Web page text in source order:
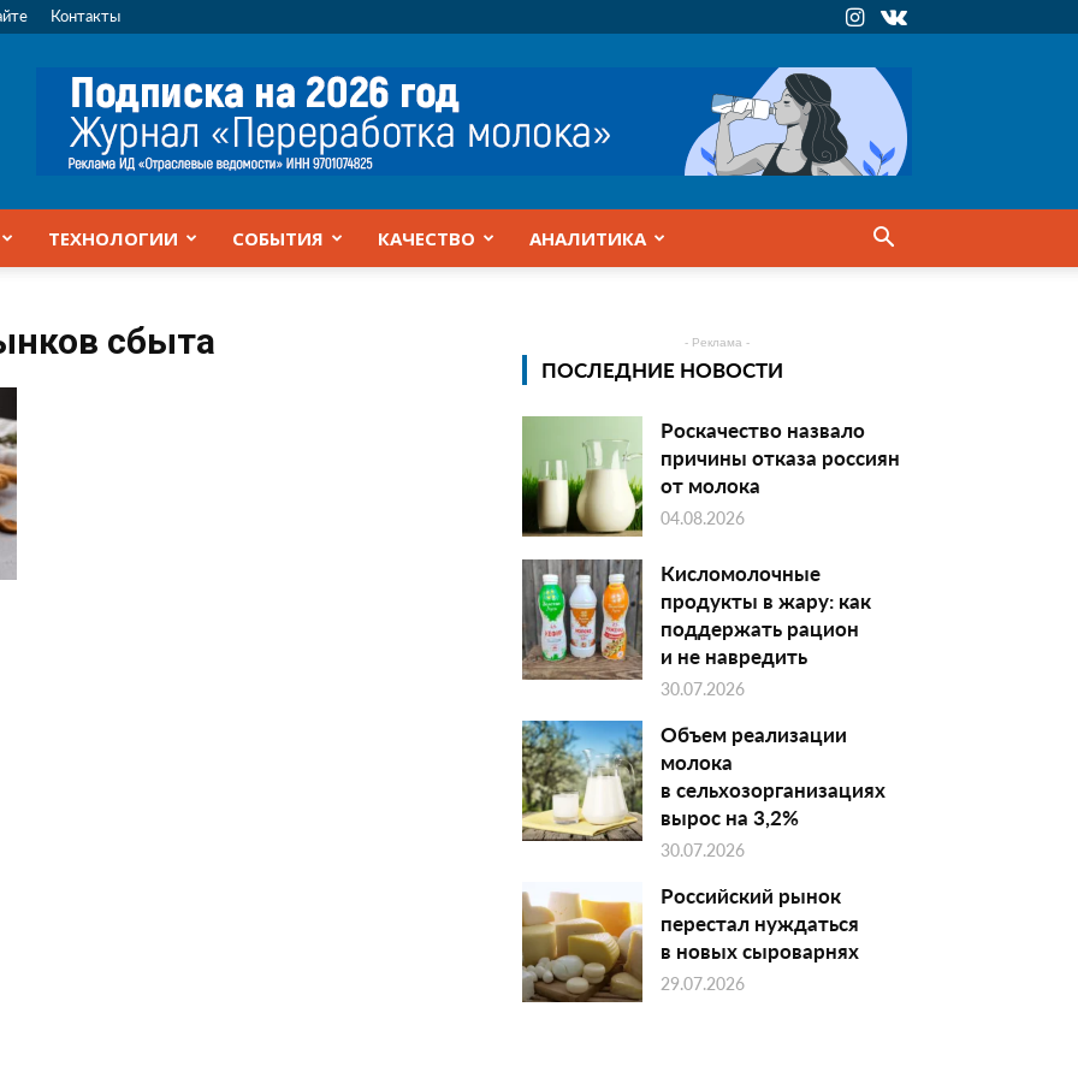
Контакты
ТЕХНОЛОГИИ СОБЫТИЯ КАЧЕСТВО АНАЛИТИКА
сбыта - Реклама -
ПОСЛЕДНИЕ НОВОСТИ
Роскачество назвало
причины отказа россиян
от молока
04.08.2026
Кисломолочные
продукты в жару: как
поддержать рацион
и не навредить
30.07.2026
Объем реализации
молока
в сельхозорганизациях
вырос на 3,2%
30.07.2026
Российский рынок
перестал нуждаться
в новых сыроварнях
29.07.2026